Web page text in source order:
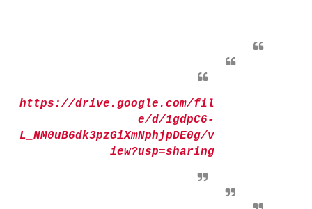
https://drive.google.com/fil
e/d/1gdpC6-
L_NM0uB6dk3pzGiXmNphjpDE0g/v
iew?usp=sharing